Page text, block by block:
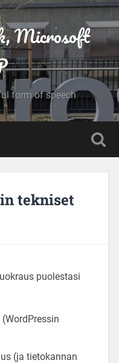
Microsoft
form of speech
tekniset
puolestasi
(ja tietokannan